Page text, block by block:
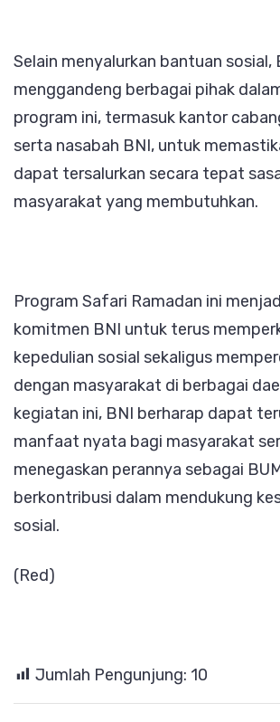
Selain menyalurkan bantuan sosial,
menggandeng berbagai pihak
program ini, termasuk kantor
serta nasabah BNI, untuk
dapat tersalurkan secara tepat
masyarakat yang membutuhkan.
Program Safari Ramadan ini
komitmen BNI untuk terus
kepedulian sosial sekaligus
dengan masyarakat di berbagai
kegiatan ini, BNI berharap dapat
manfaat nyata bagi masyarakat
menegaskan perannya sebagai
berkontribusi dalam mendukung
sosial.
(Red)
Jumlah Pengunjung: 10